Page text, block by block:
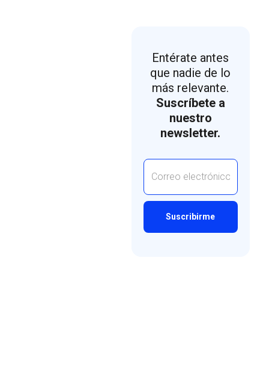
Entérate antes
que nadie de lo
más relevante.
Suscríbete a
nuestro
newsletter.